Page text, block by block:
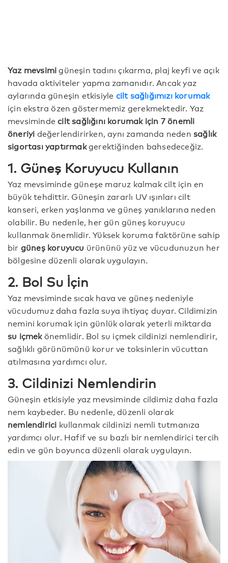
Yaz mevsimigüneşin tadını çıkarma, plaj keyfi ve açık
havada aktiviteler yapma zamanıdır. Ancak yaz
aylarında güneşin etkisiyle cilt sağlığımızı korumak
için ekstra özen göstermemiz gerekmektedir. Yaz
mevsimindecilt sağlığını korumak için 7 önemli
öneriyi değerlendirirken, aynı zamanda neden sağlık
sigortası yaptırmakgerektiğinden bahsedeceğiz.
1. Güneş Koruyucu Kullanın
Yaz mevsiminde güneşe maruz kalmak cilt için en
büyük tehdittir. Güneşin zararlı UV ışınları cilt
kanseri, erken yaşlanma ve güneş yanıklarına neden
olabilir. Bu nedenle, her gün güneş koruyucu
kullanmak önemlidir. Yüksek koruma faktörüne sahip
bir güneş koruyucu ürününü yüz ve vücudunuzun her
bölgesine düzenli olarak uygulayın.
2. Bol Su İçin
Yaz mevsiminde sıcak hava ve güneş nedeniyle
vücudumuz daha fazla suya ihtiyaç duyar. Cildimizin
nemini korumak için günlük olarak yeterli miktarda
su içmekönemlidir. Bol su içmek cildinizi nemlendirir,
sağlıklı görünümünü korur ve toksinlerin vücuttan
atılmasına yardımcı olur.
3. Cildinizi Nemlendirin
Güneşin etkisiyle yaz mevsiminde cildimiz daha fazla
nem kaybeder. Bu nedenle, düzenli olarak
nemlendirici kullanmak cildinizi nemli tutmanıza
yardımcı olur. Hafif ve su bazlı bir nemlendirici tercih
edin ve gün boyunca düzenli olarak uygulayın.